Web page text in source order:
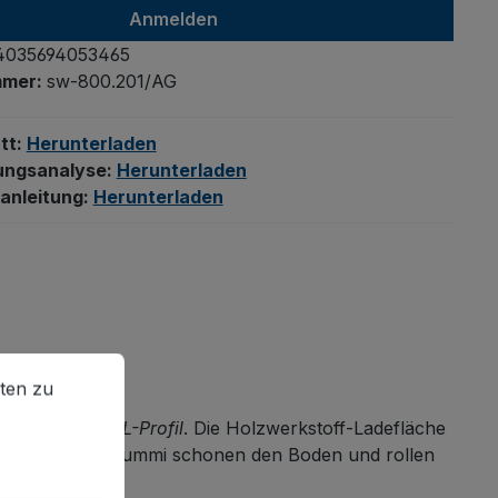
Anmelden
sw-800.201/AG
Herunterladen
Herunterladen
Herunterladen
innovativen L-Profil. Die Holzwerkstoff-Ladefläche
Gummi schonen den Boden und rollen
zu können.
Mehr Informationen ...
zu